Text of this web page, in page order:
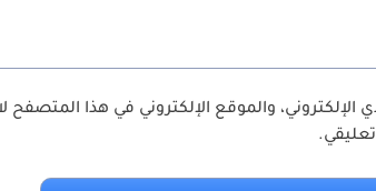
الإلكتروني، والموقع الإلكتروني في هذا المتصفح